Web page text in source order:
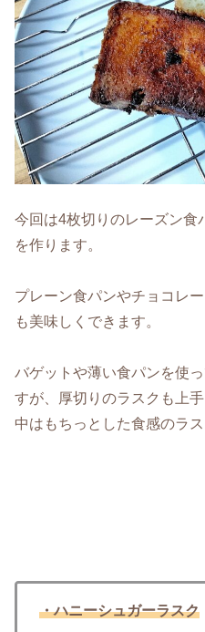
今回は4枚切りのレーズン食
を作ります。
プレーン食パンやチョコレ
も美味しくできます。
バゲットや薄い食パンを使
すが、厚切りのラスクも上
中はもちっとした食感のラス
・ハニーシュガーラスク